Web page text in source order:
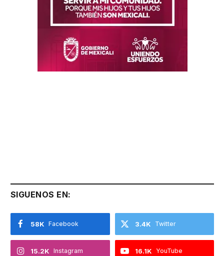
SIGUENOS EN:
Facebook
58K Twitter
3.4K
Instagram
15.2K YouTube
16.1K